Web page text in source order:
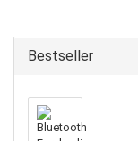
Bestseller